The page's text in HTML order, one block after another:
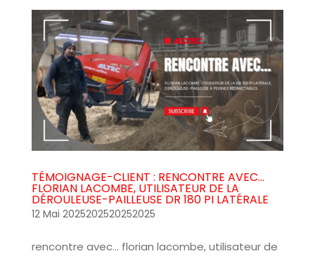
TÉMOIGNAGE-CLIENT : RENCONTRE AVEC…
FLORIAN LACOMBE, UTILISATEUR DE LA
DÉROULEUSE-PAILLEUSE DR 180 PI LATÉRALE
12 Mai 2025202520252025
rencontre avec… florian lacombe, utilisateur de